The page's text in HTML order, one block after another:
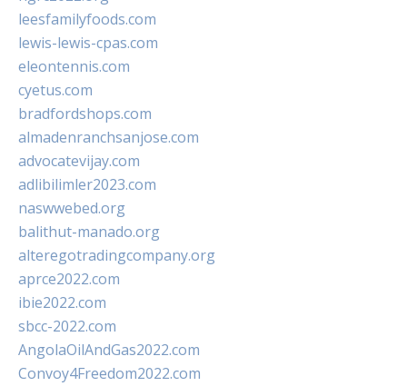
leesfamilyfoods.com
lewis-lewis-cpas.com
eleontennis.com
cyetus.com
bradfordshops.com
almadenranchsanjose.com
advocatevijay.com
adlibilimler2023.com
naswwebed.org
balithut-manado.org
alteregotradingcompany.org
aprce2022.com
ibie2022.com
sbcc-2022.com
AngolaOilAndGas2022.com
Convoy4Freedom2022.com